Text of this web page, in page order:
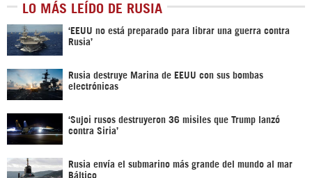
LO MÁS LEÍDO DE RUSIA
‘EEUU no está preparado para librar una guerra contra
Rusia’
Rusia destruye Marina de EEUU con sus bombas
electrónicas
‘Sujoi rusos destruyeron 36 misiles que Trump lanzó
contra Siria’
Rusia envía el submarino más grande del mundo al mar
Báltico